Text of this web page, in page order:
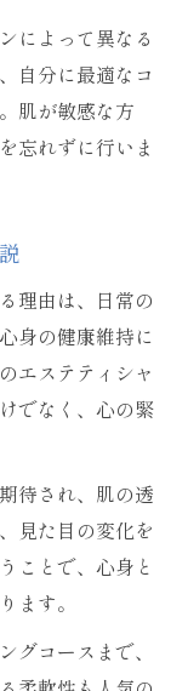
によって異なる
自分に最適なコ
肌が敏感な方
忘れずに行いま
理由は、日常の
身の健康維持に
エステティシャ
でなく、心の緊
待され、肌の透
見た目の変化を
ことで、心身と
ます。
グコースまで、